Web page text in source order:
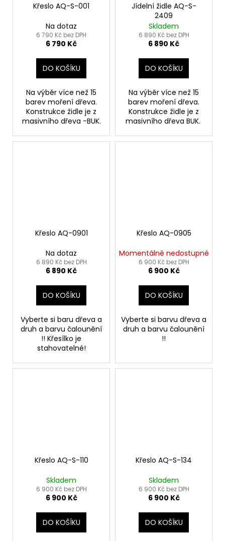
Křeslo AQ-S-001
Na dotaz
6 790 Kč bez DPH
6 790 Kč
DO KOŠÍKU
Na výběr více než 15
barev moření dřeva.
Konstrukce židle je z
masivního dřeva -BUK.
Jídelní židle AQ-S-
2409
Skladem
6 890 Kč bez DPH
6 890 Kč
DO KOŠÍKU
Na výběr více než 15
barev moření dřeva.
Konstrukce židle je z
masivního dřeva BUK.
Křeslo AQ-0901
Na dotaz
6 890 Kč bez DPH
6 890 Kč
DO KOŠÍKU
Vyberte si baru dřeva a
druh a barvu čalounění
!! Křesílko je
stahovatelné!
Křeslo AQ-0905
Momentálně nedostupné
6 900 Kč bez DPH
6 900 Kč
DO KOŠÍKU
Vyberte si barvu dřeva a
druh a barvu čalounění
!!
Křeslo AQ-S-110
Skladem
6 900 Kč bez DPH
6 900 Kč
DO KOŠÍKU
Křeslo AQ-S-134
Skladem
6 900 Kč bez DPH
6 900 Kč
DO KOŠÍKU